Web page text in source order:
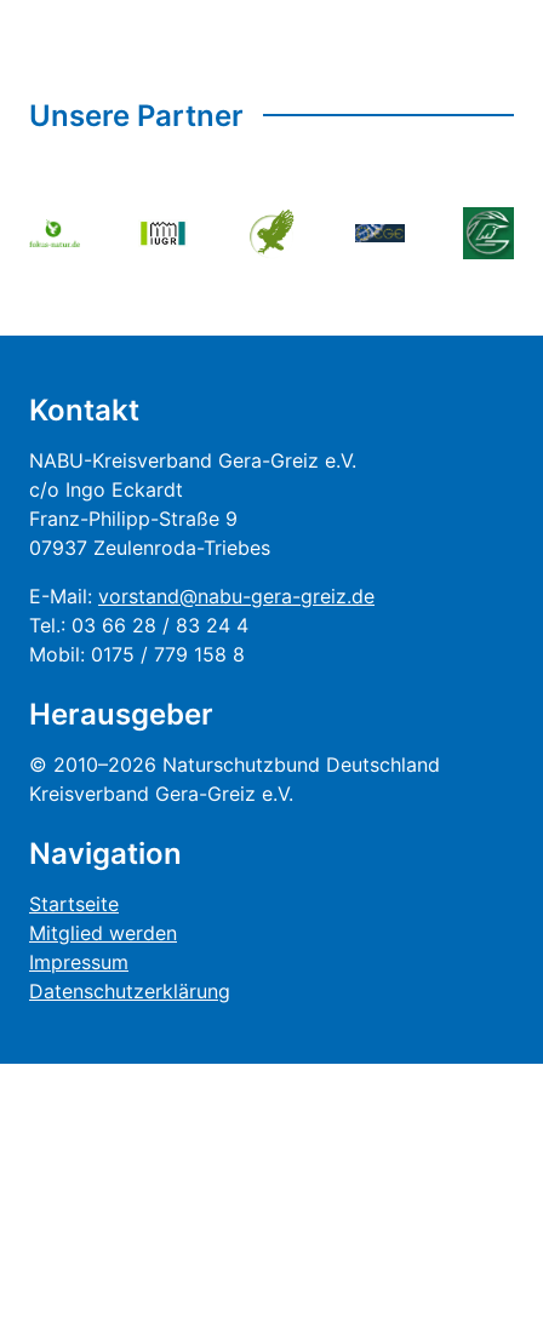
Unsere Partner
Kontakt
NABU-Kreisverband Gera-Greiz e.V.
c/o Ingo Eckardt
Franz-Philipp-Straße 9
07937 Zeulenroda-Triebes
E-Mail: vorstand@nabu-gera-greiz.de
Tel.: 03 66 28 / 83 24 4
Mobil: 0175 / 779 158 8
Herausgeber
© 2010–2026 Naturschutzbund Deutschland
Kreisverband Gera-Greiz e.V.
Navigation
Startseite
Mitglied werden
Impressum
Datenschutzerklärung